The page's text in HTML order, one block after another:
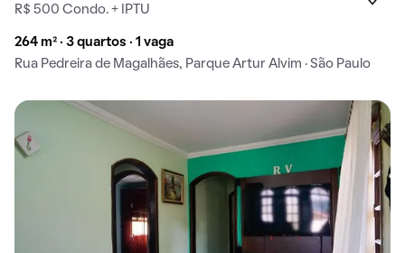
R$ 500 Condo. + IPTU
264 m² · 3 quartos · 1 vaga
Rua Pedreira de Magalhães, Parque Artur Alvim · São Paulo